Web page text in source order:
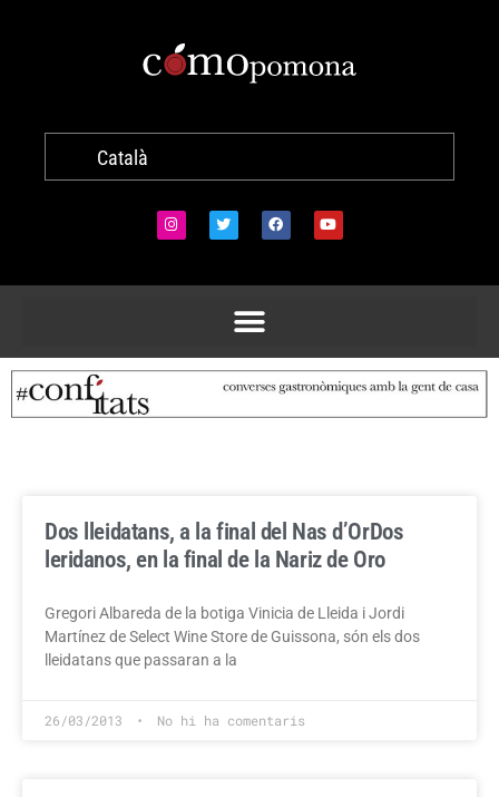
Català
Dos lleidatans, a la final del Nas d’OrDos
leridanos, en la final de la Nariz de Oro
Gregori Albareda de la botiga Vinicia de Lleida i Jordi
Martínez de Select Wine Store de Guissona, són els dos
lleidatans que passaran a la
26/03/2013 No hi ha comentaris